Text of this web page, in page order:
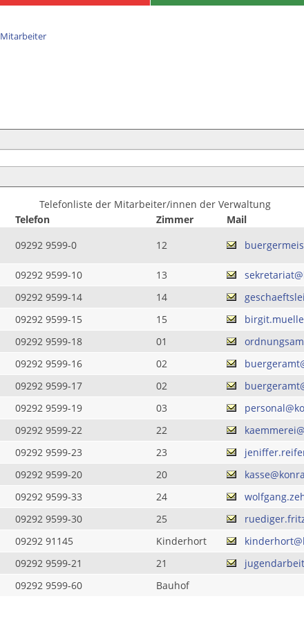
Mitarbeiter
Telefonliste der Mitarbeiter/innen der Verwaltung
Telefon Zimmer
Mail
09292 9599-0 12
09292 9599-10 13
09292 9599-14 14
09292 9599-15 15
09292 9599-18 01
09292 9599-16 02
09292 9599-17 02
09292 9599-19 03
09292 9599-22 22
09292 9599-23 23
09292 9599-20 20
09292 9599-33 24
09292 9599-30 25
09292 91145 Kinderhort
09292 9599-21 21
09292 9599-60 Bauhof